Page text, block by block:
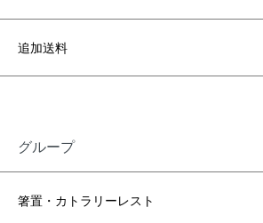
追加送料
グループ
箸置・カトラリーレスト